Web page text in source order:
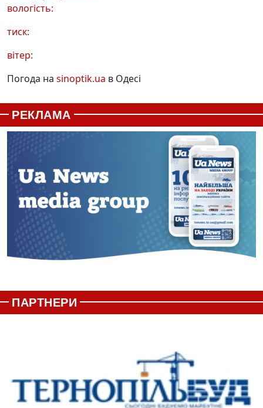
вологість:
тиск:
вітер:
Погода на sinoptik.ua в Одесі
РЕКЛАМА
ПАРТНЕРИ